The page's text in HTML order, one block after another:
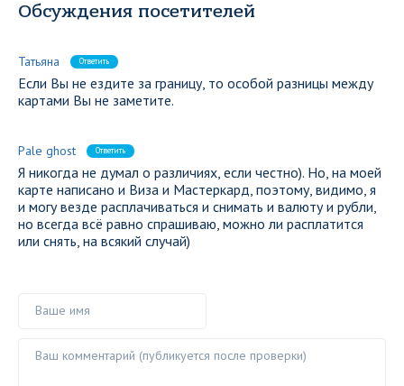
Обсуждения посетителей
Татьяна Ответить
Если Вы не ездите за границу, то особой разницы между
картами Вы не заметите.
Pale ghost Ответить
Я никогда не думал о различиях, если честно). Но, на моей
карте написано и Виза и Мастеркард, поэтому, видимо, я
и могу везде расплачиваться и снимать и валюту и рубли,
но всегда всё равно спрашиваю, можно ли расплатится
или снять, на всякий случай)